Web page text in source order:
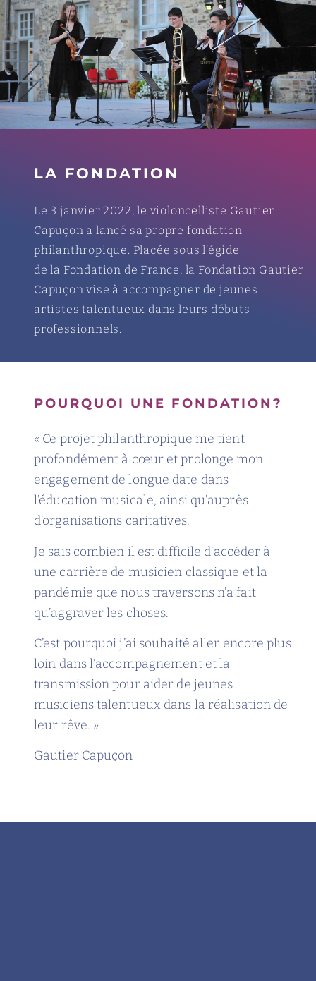
LA FONDATION
Le 3 janvier 2022, le violoncelliste Gautier
Capuçon a lancé sa propre fondation
philanthropique. Placée sous l’égide
de la Fondation de France, la Fondation Gautier
Capuçon vise à accompagner de jeunes
artistes talentueux dans leurs débuts
professionnels.
POURQUOI UNE FONDATION?
« Ce projet philanthropique me tient
profondément à cœur et prolonge mon
engagement de longue date dans
l’éducation musicale, ainsi qu’auprès
d’organisations caritatives.
Je sais combien il est difficile d’accéder à
une carrière de musicien classique et la
pandémie que nous traversons n’a fait
qu’aggraver les choses.
C’est pourquoi j’ai souhaité aller encore plus
loin dans l’accompagnement et la
transmission pour aider de jeunes
musiciens talentueux dans la réalisation de
leur rêve. »
Gautier Capuçon